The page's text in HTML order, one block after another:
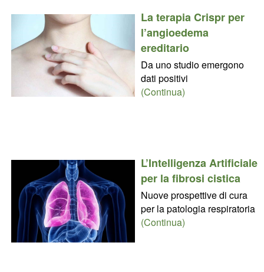
La terapia Crispr per
l’angioedema
ereditario
Da uno studio emergono
dati positivi
(Continua)
L’Intelligenza Artificiale
per la fibrosi cistica
Nuove prospettive di cura
per la patologia respiratoria
(Continua)